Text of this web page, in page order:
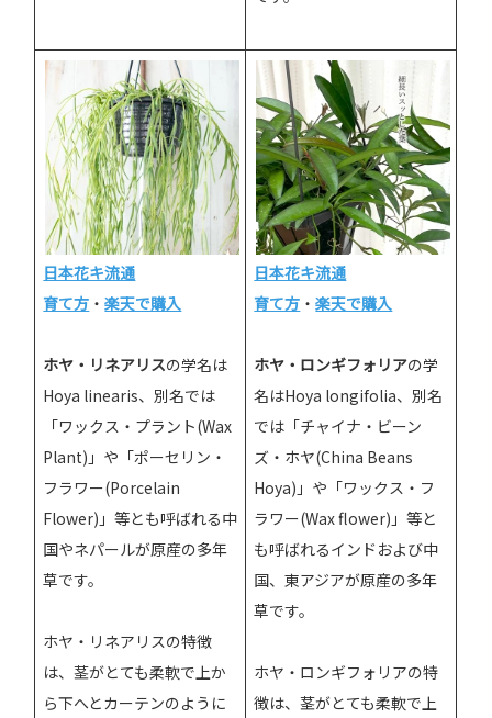
日本花キ流通
育て方 ・楽天で購入
ホヤ・リネアリスの学名は
Hoya linearis、別名では
「ワックス・プラント(Wax
Plant)」や「ポーセリン・
フラワー(Porcelain
Flower)」等とも呼ばれる中
国やネパールが原産の多年
草です。
ホヤ・リネアリスの特徴
は、茎がとても柔軟で上か
ら下へとカーテンのように
日本花キ流通
育て方 ・楽天で購入
ホヤ・ロンギフォリアの学
名はHoya longifolia、別名
では「チャイナ・ビーン
ズ・ホヤ(China Beans
Hoya)」や「ワックス・フ
ラワー(Wax flower)」等と
も呼ばれるインドおよび中
国、東アジアが原産の多年
草です。
ホヤ・ロンギフォリアの特
徴は、茎がとても柔軟で上